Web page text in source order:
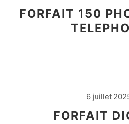
FORFAIT 150
6 juillet
FORFAIT